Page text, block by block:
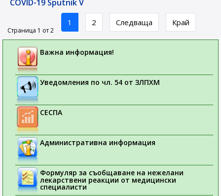
COVID-19 Sputnik V
Страница 1 от 2
1 2 Следваща Край
Важна информация!
Уведомления по чл. 54 от ЗЛПХМ
СЕСПА
Административна информация
Формуляр за съобщаване на нежелани
лекарствени реакции от медицински
специалисти